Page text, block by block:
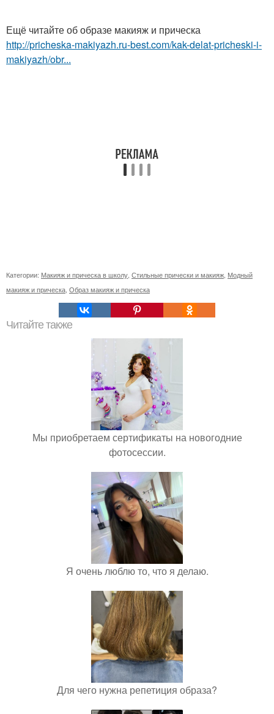
Ещё читайте об образе макияж и прическа
http://pricheska-makiyazh.ru-best.com/kak-delat-pricheski-i-
makiyazh/obr...
Категории: Макияж и прическа в школу Стильные прически и макияж Модный
макияж и прическа Образ макияж и прическа
Читайте также
Мы приобретаем сертификаты на новогодние
фотосессии.
Я очень люблю то, что я делаю.
Для чего нужна репетиция образа?